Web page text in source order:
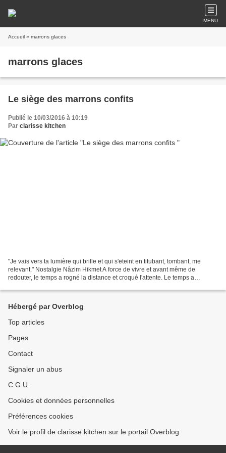
MENU
Accueil » marrons glaces
marrons glaces
Le siège des marrons confits
Publié le 10/03/2016 à 10:19
Par clarisse kitchen
"Je vais vers ta lumière qui brille et qui s'eteint en titubant, tombant, me
relevant." Nostalgie Nâzim Hikmet A force de vivre et avant même de
redouter, le temps a rogné la distance et croqué l'attente. Le temps a
Hébergé par Overblog
Top articles
Pages
Contact
Signaler un abus
C.G.U.
Cookies et données personnelles
Préférences cookies
Voir le profil de clarisse kitchen sur le portail Overblog